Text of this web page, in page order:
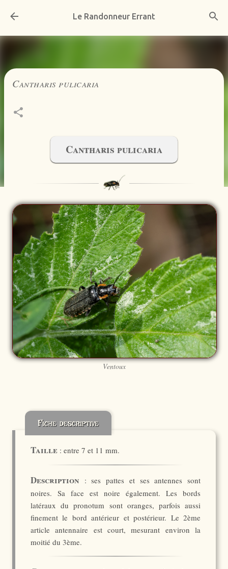
Accéder au contenu principal
Le Randonneur Errant
Cantharis pulicaria
Cantharis pulicaria
Ventoux
Fiche descriptive
Taille : entre 7 et 11 mm.
Description : ses pattes et ses antennes sont
noires. Sa face est noire également. Les bords
latéraux du pronotum sont oranges, parfois aussi
finement le bord antérieur et postérieur. Le 2ème
article antennaire est court, mesurant environ la
moitié du 3ème.